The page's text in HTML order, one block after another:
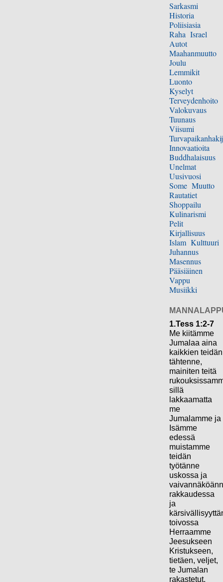
Sarkasmi
Historia
Poliisiasia
Raha Israel
Autot
Maahanmuutto
Joulu
Lemmikit
Luonto
Kyselyt
Terveydenhoito
Valokuvaus
Tuunaus
Viisumi
Innovaatioita
Buddhalaisuus
Unelmat
Uusivuosi
Some Muutto
Rautatiet
Shoppailu
Kulinarismi
Pelit
Kirjallisuus
Islam Kulttuuri
Juhannus
Masennus
Pääsiäinen
Vappu
Musiikki
1.Tess 1:2-7
Me kiitämme
Jumalaa aina
kaikkien teidän
tähtenne,
mainiten teitä
sillä
lakkaamatta
me
Jumalamme ja
Isämme
edessä
muistamme
teidän
työtänne
uskossa ja
rakkaudessa
ja
toivossa
Herraamme
Jeesukseen
Kristukseen,
tietäen, veljet,
te Jumalan
rakastetut,